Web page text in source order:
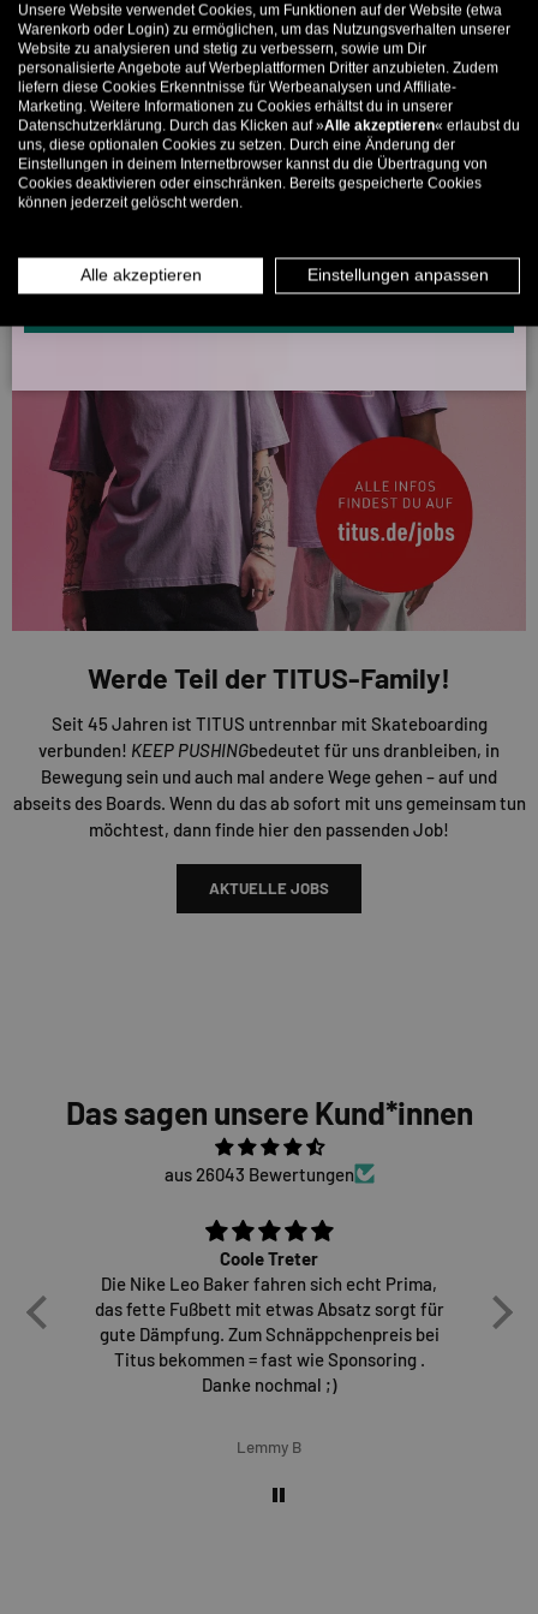
Werde Teil der TITUS-Family!
Seit 45 Jahren ist TITUS untrennbar mit Skateboarding
verbunden! KEEP PUSHINGbedeutet für uns dranbleiben, in
Bewegung sein und auch mal andere Wege gehen – auf und
abseits des Boards. Wenn du das ab sofort mit uns gemeinsam tun
möchtest, dann finde hier den passenden Job!
AKTUELLE JOBS
Das sagen unsere Kund*innen
aus 26043 Bewertungen
Coole Treter
Die Nike Leo Baker fahren sich echt Prima,
das fette Fußbett mit etwas Absatz sorgt für
gute Dämpfung. Zum Schnäppchenpreis bei
Titus bekommen = fast wie Sponsoring .
Danke nochmal ;)
Lemmy B
Bis zu 11% Rabatt auf deine erste Bestellung. Aufgepasst: Du
kannst nur 1x wählen! 🤫
5% ab €80 9% ab €100 11% ab €150 🔥
E-Mail
MÄNNER
INFOS ÜBER WHATSAPP? KEIN PROBLEM!
KLICK HIER UND SCHICKE UNS DIE VORGESCHRIEBENE NACHRICHT,
Unsere Website verwendet Cookies, um Funktionen auf der Website (etwa
Warenkorb oder Login) zu ermöglichen, um das Nutzungsverhalten unserer
Website zu analysieren und stetig zu verbessern, sowie um Dir
personalisierte Angebote auf Werbeplattformen Dritter anzubieten. Zudem
liefern diese Cookies Erkenntnisse für Werbeanalysen und Affiliate-
Marketing. Weitere Informationen zu Cookies erhältst du in unserer
Datenschutzerklärung. Durch das Klicken auf »Alle akzeptieren« erlaubst du
uns, diese optionalen Cookies zu setzen. Durch eine Änderung der
Einstellungen in deinem Internetbrowser kannst du die Übertragung von
Cookies deaktivieren oder einschränken. Bereits gespeicherte Cookies
können jederzeit gelöscht werden.
Alle akzeptieren Einstellungen anpassen